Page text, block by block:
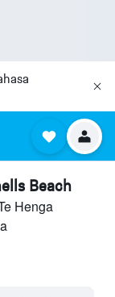
Beach
Henga